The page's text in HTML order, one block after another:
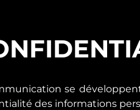
se
des informations